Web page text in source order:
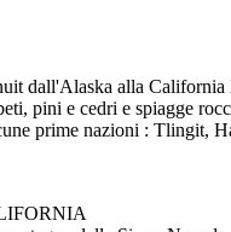
dall'Alaska alla California
pini e cedri e spiagge
prime nazioni : Tlingit,